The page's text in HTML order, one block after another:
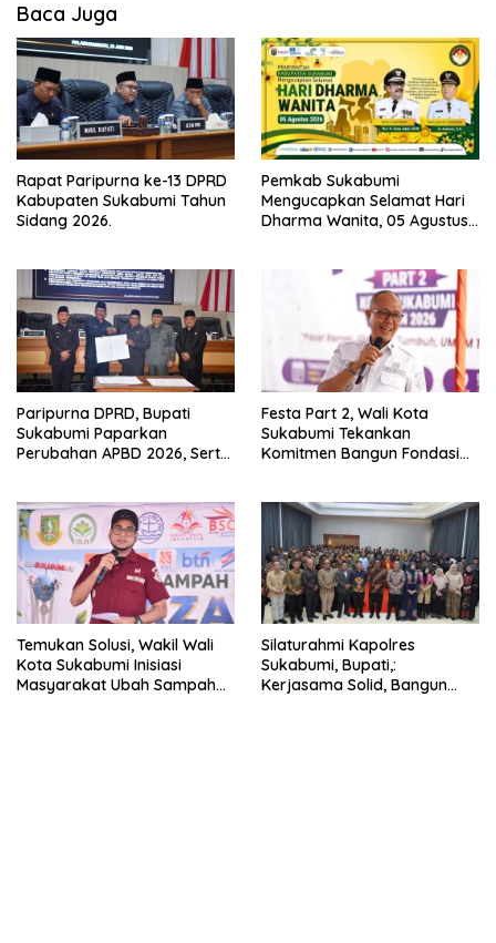
Baca Juga
Rapat Paripurna ke-13 DPRD
Kabupaten Sukabumi Tahun
Sidang 2026.
Pemkab Sukabumi
Mengucapkan Selamat Hari
Dharma Wanita, 05 Agustus
Paripurna DPRD, Bupati
Sukabumi Paparkan
Perubahan APBD 2026, Serta
Festa Part 2, Wali Kota
Sukabumi Tekankan
Komitmen Bangun Fondasi
Temukan Solusi, Wakil Wali
Kota Sukabumi Inisiasi
Masyarakat Ubah Sampah
Silaturahmi Kapolres
Sukabumi, Bupati,:
Kerjasama Solid, Bangun